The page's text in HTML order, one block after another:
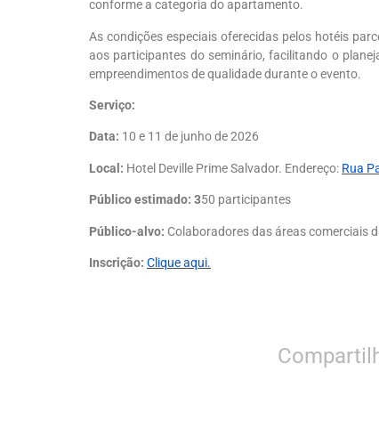
conforme a categoria do apartamento.
As condições especiais oferecidas pelos hotéis
aos participantes do seminário, facilitando o
empreendimentos de qualidade durante o evento.
Serviço:
Data: 10 e 11 de junho de 2026
Local: Hotel Deville Prime Salvador. Endereço: Rua
Público estimado: 350 participantes
Público-alvo: Colaboradores das áreas comerciais
Inscrição: Clique aqui.